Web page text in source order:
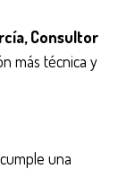
Consultor
más técnica y
una